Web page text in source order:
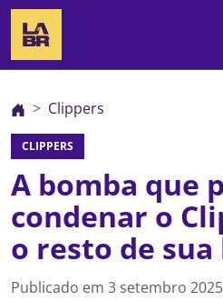
Clippers
CLIPPERS
A bomba que
condenar o
o resto de
Publicado em 3 setembro